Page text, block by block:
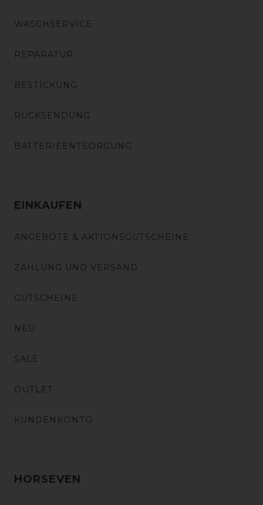
WASCHSERVICE
REPARATUR
BESTICKUNG
RÜCKSENDUNG
BATTERIEENTSORGUNG
EINKAUFEN
ANGEBOTE & AKTIONSGUTSCHEINE
ZAHLUNG UND VERSAND
GUTSCHEINE
NEU
SALE
OUTLET
KUNDENKONTO
HORSEVEN